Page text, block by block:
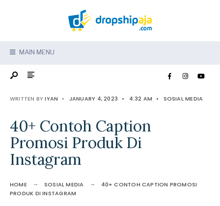
MAIN MENU
WRITTEN BYIYAN • JANUARY 4, 2023 • 4:32 AM • SOSIAL MEDIA
40+ Contoh Caption
Promosi Produk Di
Instagram
HOME SOSIAL MEDIA
40+ CONTOH CAPTION PROMOSI
PRODUK DI INSTAGRAM